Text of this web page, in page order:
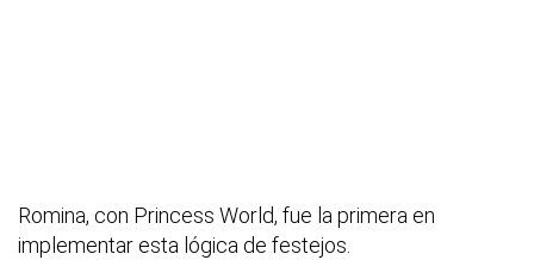
Romina, con Princess World, fue la primera en
implementar esta lógica de festejos.